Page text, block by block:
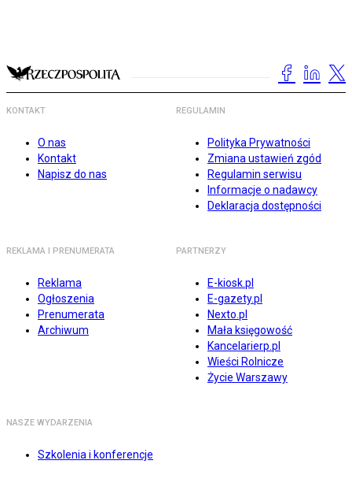
KONTAKT
O nas
Kontakt
Napisz do nas
REGULAMIN
Polityka Prywatności
Zmiana ustawień zgód
Regulamin serwisu
Informacje o nadawcy
Deklaracja dostępności
REKLAMA I PRENUMERATA
Reklama
Ogłoszenia
Prenumerata
Archiwum
PARTNERZY
E-kiosk.pl
E-gazety.pl
Nexto.pl
Mała księgowość
Kancelarierp.pl
Wieści Rolnicze
Życie Warszawy
NASZE WYDARZENIA
Szkolenia i konferencje